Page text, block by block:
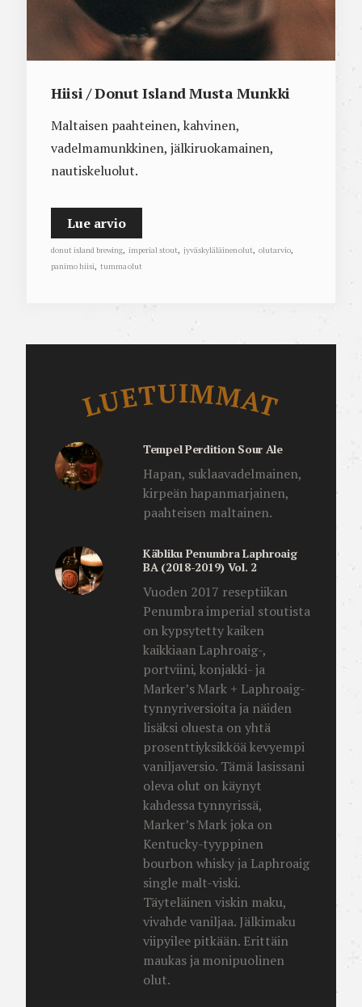
Hiisi / Donut Island Musta Munkki
Maltaisen paahteinen, kahvinen,
vadelmamunkkinen, jälkiruokamainen,
nautiskeluolut.
Lue arvio
donut island brewing, imperial stout, jyväskyläläinen olut, olutarvio,
panimo hiisi, tumma olut
LUETUIMMAT
Tempel Perdition Sour Ale
Hapan, suklaavadelmainen,
kirpeän hapanmarjainen,
paahteisen maltainen.
Käbliku Penumbra Laphroaig
BA (2018-2019) Vol. 2
Vuoden 2017 reseptiikan
Penumbra imperial stoutista
on kypsytetty kaiken
kaikkiaan Laphroaig-,
portviini, konjakki- ja
Marker’s Mark + Laphroaig-
tynnyriversioita ja näiden
lisäksi oluesta on yhtä
prosenttiyksikköä kevyempi
vaniljaversio. Tämä lasissani
oleva olut on käynyt
kahdessa tynnyrissä,
Marker’s Mark joka on
Kentucky-tyyppinen
bourbon whisky ja Laphroaig
single malt-viski.
Täyteläinen viskin maku,
vivahde vaniljaa. Jälkimaku
viipyilee pitkään. Erittäin
maukas ja monipuolinen
olut.